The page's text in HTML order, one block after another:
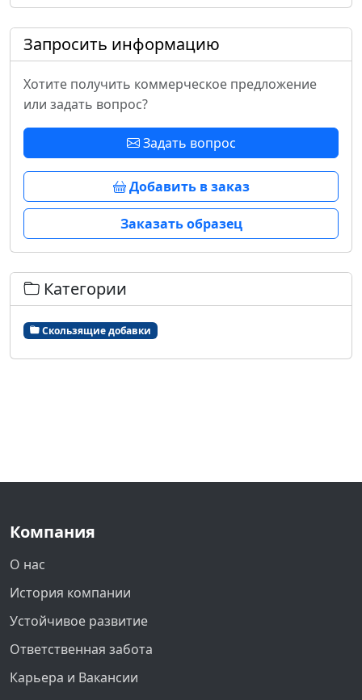
Запросить информацию
Хотите получить коммерческое предложение
или задать вопрос?
Задать вопрос
Добавить в заказ
Заказать образец
Категории
Скользящие добавки
Компания
О нас
История компании
Устойчивое развитие
Ответственная забота
Карьера и Вакансии